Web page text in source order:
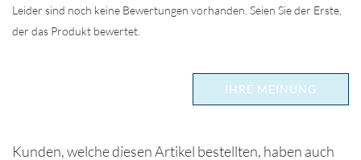
Leider sind noch keine Bewertungen vorhanden. Seien Sie der Erste,
der das Produkt bewertet.
IHRE MEINUNG
Kunden, welche diesen Artikel bestellten, haben auch